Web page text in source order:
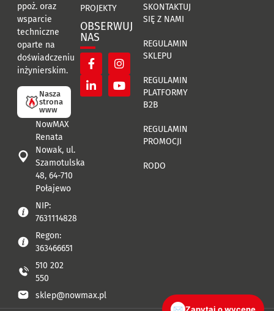
ppoż. oraz
wsparcie
techniczne
oparte na
doświadczeniu
inżynierskim.
Nasza
strona
www
NowMAX
Renata
Nowak, ul.
Szamotulska
48, 64-710
Połajewo
NIP:
7631114828
Regon:
363466651
510 202
550
sklep@nowmax.pl
PROJEKTY
OBSERWUJ
NAS
SKONTAKTUJ
SIĘ Z NAMI
REGULAMIN
SKLEPU
REGULAMIN
PLATFORMY
B2B
REGULAMIN
PROMOCJI
RODO
✉ Zapytaj o wycenę